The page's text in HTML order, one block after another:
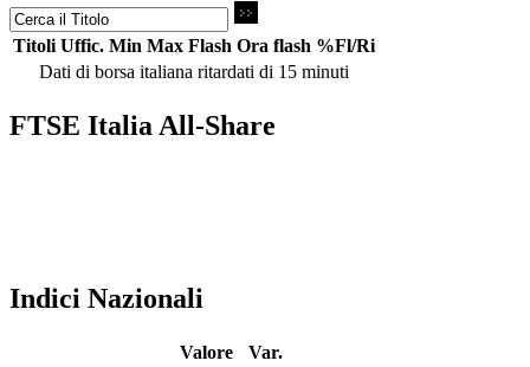
Titoli Uffic. Min Max Flash Ora flash %Fl/Ri
Dati di borsa italiana ritardati di 15 minuti
FTSE Italia All-Share
Indici Nazionali
Valore
Var.